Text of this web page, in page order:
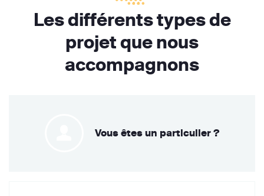
Les différents types de
projet que nous
accompagnons
Vous êtes un particulier ?